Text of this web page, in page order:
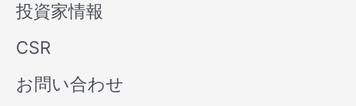
投資家情報
CSR
お問い合わせ